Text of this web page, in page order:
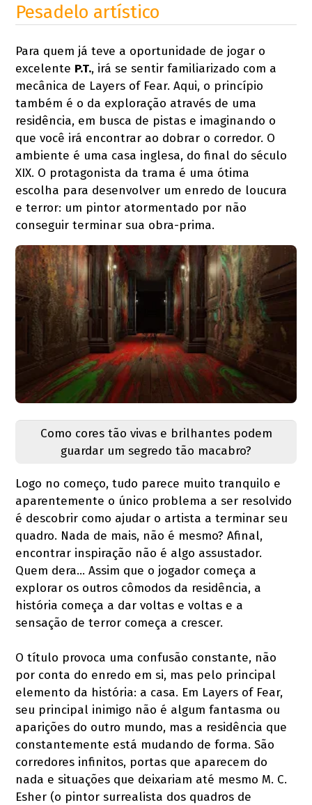
Pesadelo artístico
Para quem já teve a oportunidade de jogar o
excelente P.T., irá se sentir familiarizado com a
mecânica de Layers of Fear. Aqui, o princípio
também é o da exploração através de uma
residência, em busca de pistas e imaginando o
que você irá encontrar ao dobrar o corredor. O
ambiente é uma casa inglesa, do final do século
XIX. O protagonista da trama é uma ótima
escolha para desenvolver um enredo de loucura
e terror: um pintor atormentado por não
conseguir terminar sua obra-prima.
Como cores tão vivas e brilhantes podem
guardar um segredo tão macabro?
Logo no começo, tudo parece muito tranquilo e
aparentemente o único problema a ser resolvido
é descobrir como ajudar o artista a terminar seu
quadro. Nada de mais, não é mesmo? Afinal,
encontrar inspiração não é algo assustador.
Quem dera… Assim que o jogador começa a
explorar os outros cômodos da residência, a
história começa a dar voltas e voltas e a
sensação de terror começa a crescer.
O título provoca uma confusão constante, não
por conta do enredo em si, mas pelo principal
elemento da história: a casa. Em Layers of Fear,
seu principal inimigo não é algum fantasma ou
aparições do outro mundo, mas a residência que
constantemente está mudando de forma. São
corredores infinitos, portas que aparecem do
nada e situações que deixariam até mesmo M. C.
Esher (o pintor surrealista dos quadros de